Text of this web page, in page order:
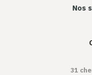
Nos
31